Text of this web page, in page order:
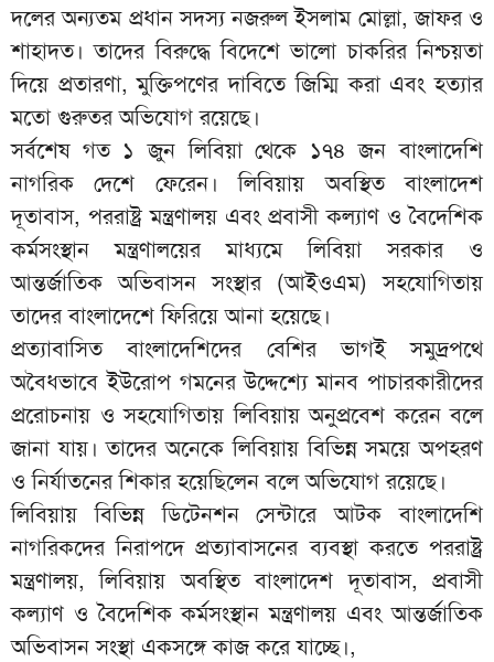
দলের অন্যতম প্রধান সদস্য নজরুল ইসলাম মোল্লা, জাফর ও
শাহাদত। তাদের বিরুদ্ধে বিদেশে ভালো চাকরির নিশ্চয়তা
দিয়ে প্রতারণা, মুক্তিপণের দাবিতে জিম্মি করা এবং হত্যার
মতো গুরুতর অভিযোগ রয়েছে।
সর্বশেষ গত ১ জুন লিবিয়া থেকে ১৭৪ জন বাংলাদেশি
নাগরিক দেশে ফেরেন। লিবিয়ায় অবস্থিত বাংলাদেশ
দূতাবাস, পররাষ্ট্র মন্ত্রণালয় এবং প্রবাসী কল্যাণ ও বৈদেশিক
কর্মসংস্থান মন্ত্রণালয়ের মাধ্যমে লিবিয়া সরকার ও
আন্তর্জাতিক অভিবাসন সংস্থার (আইওএম) সহযোগিতায়
তাদের বাংলাদেশে ফিরিয়ে আনা হয়েছে।
প্রত্যাবাসিত বাংলাদেশিদের বেশির ভাগই সমুদ্রপথে
অবৈধভাবে ইউরোপ গমনের উদ্দেশ্যে মানব পাচারকারীদের
প্ররোচনায় ও সহযোগিতায় লিবিয়ায় অনুপ্রবেশ করেন বলে
জানা যায়। তাদের অনেকে লিবিয়ায় বিভিন্ন সময়ে অপহরণ
ও নির্যাতনের শিকার হয়েছিলেন বলে অভিযোগ রয়েছে।
লিবিয়ায় বিভিন্ন ডিটেনশন সেন্টারে আটক বাংলাদেশি
নাগরিকদের নিরাপদে প্রত্যাবাসনের ব্যবস্থা করতে পররাষ্ট্র
মন্ত্রণালয়, লিবিয়ায় অবস্থিত বাংলাদেশ দূতাবাস, প্রবাসী
কল্যাণ ও বৈদেশিক কর্মসংস্থান মন্ত্রণালয় এবং আন্তর্জাতিক
অভিবাসন সংস্থা একসঙ্গে কাজ করে যাচ্ছে।,